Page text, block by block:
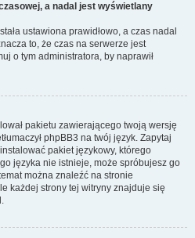
a nadal jest wyświetlany
ustawiona prawidłowo, a czas nadal
to, że czas na serwerze jest
o tym administratora, by naprawił
pakietu zawierającego twoją wersję
phpBB3 na twój język. Zapytaj
pakiet językowy, którego
języka nie istnieje, może spróbujesz go
można znaleźć na stronie
każdej strony tej witryny znajduje się